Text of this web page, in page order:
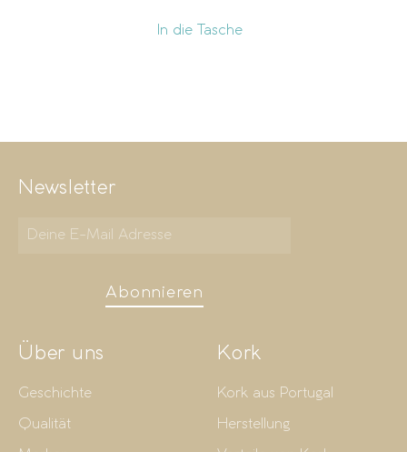
In die Tasche
Newsletter
Abonnieren
Über uns
Geschichte
Qualität
Kork
Kork aus Portugal
Herstellung